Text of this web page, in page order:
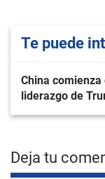
Te puede
China
liderazgo de
Deja tu